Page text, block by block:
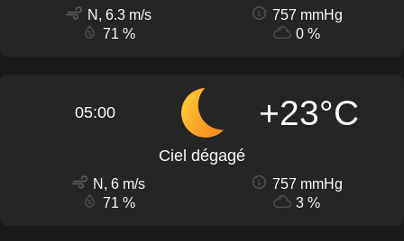
N, 6.3 m/s
757 mmHg
71 %
0 %
05:00 +23°C
Ciel dégagé
N, 6 m/s
757 mmHg
71 %
3 %